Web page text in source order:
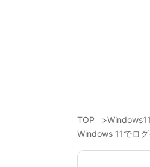
TOP
Windows11
Windows 11でロ